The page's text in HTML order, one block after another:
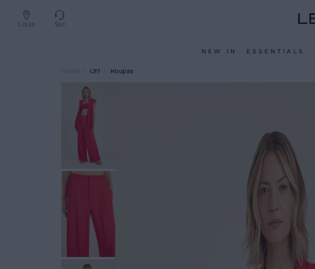
Lojas Sac
NEW IN ESSENTIALS
Off Roupas